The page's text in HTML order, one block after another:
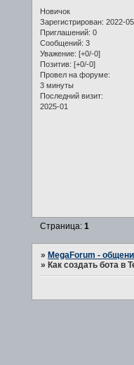
Новичок
Зарегистрирован: 2022-05
Приглашений: 0
Сообщений: 3
Уважение: [+0/-0]
Позитив: [+0/-0]
Провел на форуме:
3 минуты
Последний визит:
2025-01
Страница: 1
» MegaForum -
» Как создать бота в